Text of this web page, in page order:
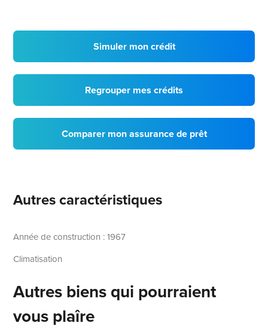
Simuler mon crédit
Regrouper mes crédits
Comparer mon assurance de prêt
Autres caractéristiques
Année de construction : 1967
Climatisation
Autres biens qui pourraient
vous plaîre